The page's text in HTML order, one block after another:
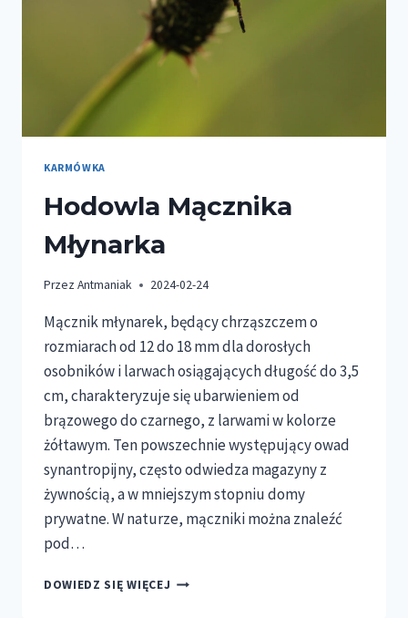
KARMÓWKA
Hodowla Mącznika
Młynarka
Przez Antmaniak 2024-02-24
Mącznik młynarek, będący chrząszczem o
rozmiarach od 12 do 18 mm dla dorosłych
osobników i larwach osiągających długość do 3,5
cm, charakteryzuje się ubarwieniem od
brązowego do czarnego, z larwami w kolorze
żółtawym. Ten powszechnie występujący owad
synantropijny, często odwiedza magazyny z
żywnością, a w mniejszym stopniu domy
prywatne. W naturze, mączniki można znaleźć
pod…
DOWIEDZ SIĘ WIĘCEJ HODOWLA